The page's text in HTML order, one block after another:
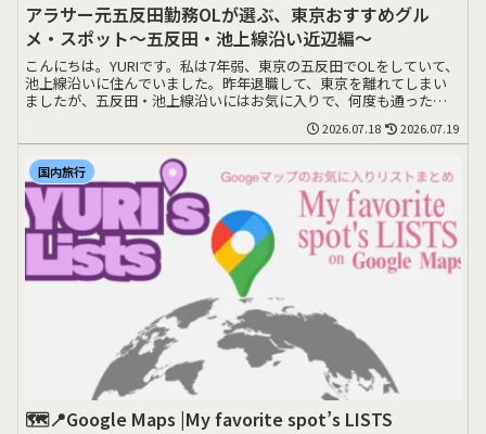
アラサー元五反田勤務OLが選ぶ、東京おすすめグル
メ・スポット〜五反田・池上線沿い近辺編〜
こんにちは。YURIです。私は7年弱、東京の五反田でOLをしていて、
池上線沿いに住んでいました。昨年退職して、東京を離れてしまい
ましたが、五反田・池上線沿いにはお気に入りで、何度も通ったお
2026.07.18 2026.07.19
国内旅行
🗺️📍Google Maps |My favorite spot’s LISTS